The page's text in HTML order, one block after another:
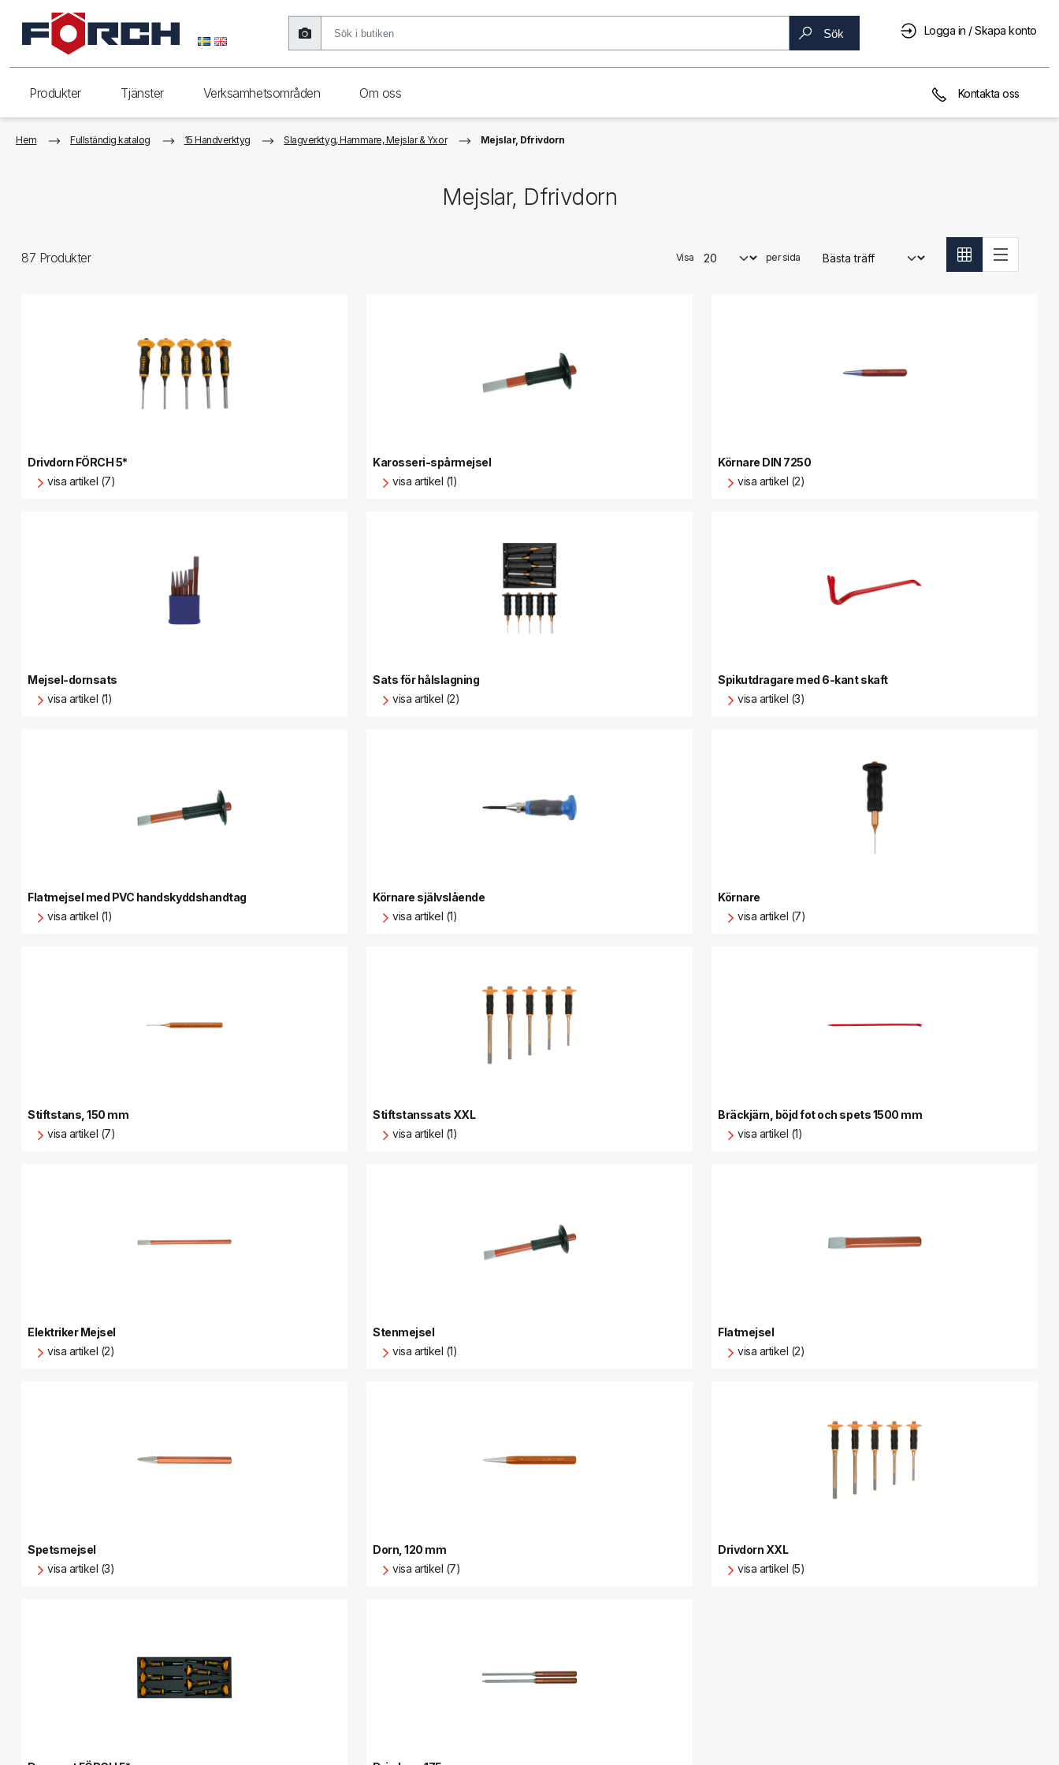
Sök Logga in / Skapa konto
Produkter Tjänster Verksamhetsområden Om oss Kontakta oss
Hem Fullständig katalog 15 Handverktyg Slagverktyg, Hammare, Mejslar & Yxor Mejslar, Dfrivdorn
Mejslar, Dfrivdorn
87 Produkter Visa per sida
Drivdorn FÖRCH 5*
visa artikel (7)
Karosseri-spårmejsel
visa artikel (1)
Körnare DIN 7250
visa artikel (2)
Mejsel-dornsats
visa artikel (1)
Sats för hålslagning
visa artikel (2)
Spikutdragare med 6-kant skaft
visa artikel (3)
Flatmejsel med PVC handskyddshandtag
visa artikel (1)
Körnare självslående
visa artikel (1)
Körnare
visa artikel (7)
Stiftstans, 150 mm
visa artikel (7)
Stiftstanssats XXL
visa artikel (1)
Bräckjärn, böjd fot och spets 1500 mm
visa artikel (1)
Elektriker Mejsel
visa artikel (2)
Stenmejsel
visa artikel (1)
Flatmejsel
visa artikel (2)
Spetsmejsel
visa artikel (3)
Dorn, 120 mm
visa artikel (7)
Drivdorn XXL
visa artikel (5)